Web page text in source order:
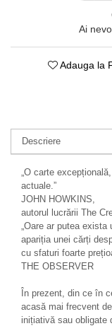
Ai
Adauga la
Descriere
„O carte
actuale.”
JOHN HOWKINS,
autorul lucrării The
„Oare ar putea
apariția unei cărți
cu sfaturi foarte
THE OBSERVER
În prezent, din ce în
acasă mai frecvent
inițiativă sau obligate